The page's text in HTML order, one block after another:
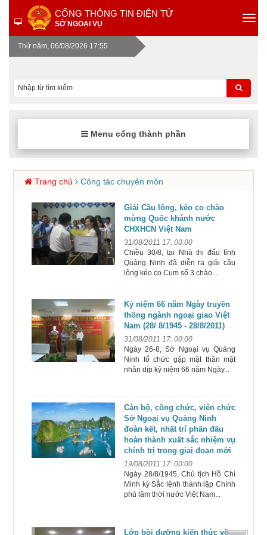
CỔNG THÔNG TIN ĐIỆN TỬ
SỞ NGOẠI VỤ
Thứ năm, 06/08/2026 17:55
Menu cổng thành phần
Trang chủ Công tác chuyên môn
Giải Cầu lông, kéo co chào
mừng Quốc khánh nước
CHXHCN Việt Nam
31/08/2011 17: 00:00
Chiều 30/8, tại Nhà thi đấu tỉnh
Quảng Ninh đã diễn ra giải cầu
lông kéo co Cụm số 3 chào...
Kỷ niệm 66 năm Ngày truyền
thống ngành ngoại giao Việt
Nam (28/ 8/1945 - 28/8/2011)
31/08/2011 17: 00:00
Ngày 26-8, Sở Ngoại vụ Quảng
Ninh tổ chức gặp mặt thân mật
nhân dịp kỷ niệm 66 năm Ngày...
Cán bộ, công chức, viên chức
Sở Ngoại vụ Quảng Ninh
đoàn kết, nhất trí phấn đấu
hoàn thành xuất sắc nhiệm vụ
chính trị trong giai đoạn mới
19/08/2011 17: 00:00
Ngày 28/8/1945, Chủ tịch Hồ Chí
Minh ký Sắc lệnh thành lập Chính
phủ lâm thời nước Việt Nam...
Lớp bồi dưỡng kiến thức về